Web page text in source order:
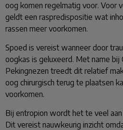
oog komen regelmatig voor. Voor
geldt een raspredispositie wat
rassen meer voorkomen.
Spoed is vereist wanneer door
oogkas is geluxeerd. Met name bij
Pekingnezen treedt dit relatief
oog chirurgisch terug te plaatsen
voorkomen.
Bij entropion wordt het te veel
Dit vereist nauwkeurig inzicht